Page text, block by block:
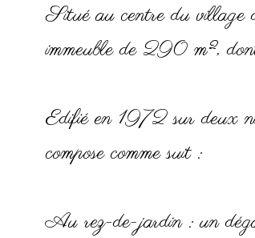
Situé au centre du village
immeuble de 290 m²,
Edifié en 1972 sur deux
compose comme suit :
Au rez-de-jardin : un